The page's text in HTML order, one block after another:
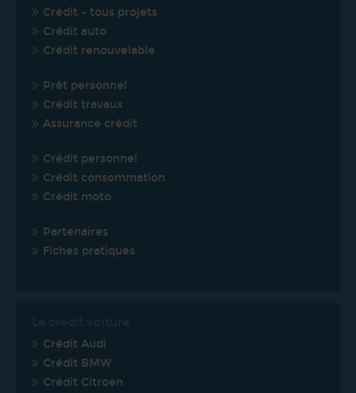
Crédit - tous projets
Crédit auto
Crédit renouvelable
Prêt personnel
Crédit travaux
Assurance crédit
Crédit personnel
Crédit consommation
Crédit moto
Partenaires
Fiches pratiques
Crédit Audi
Crédit BMW
Crédit Citroen